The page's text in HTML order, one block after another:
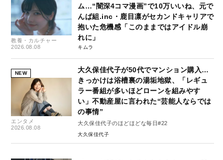
教養・カルチャー
2026.08.08
ム…“闇深4コマ漫画”で10万いいね、元で
んぱ組.inc・鹿目凛がセカンドキャリアで
抱いた危機感「このままではアイドル崩
れに」
キムラ
NEW
エンタメ
2026.08.08
大久保佳代子が50代でマンション購入…
きっかけは浴槽裏の湯垢地獄、「レギュ
ラー番組が多いほどローンを組みやす
い」不動産屋に言われた“芸能人ならでは
の事情”
大久保佳代子のほどほどな毎日#22
大久保佳代子